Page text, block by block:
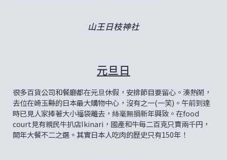
山王日枝神社
元旦日
很多百貨公司和餐廳都在元旦休假，安排節目要留心。湊熱鬧，
去位在崎玉縣的日本最大購物中心，沒有之一(一笑)。午前到達
時已見人家捧著大小福袋離去，絲毫無損新年興致。在food
court見有親民牛扒店Ikinari，國產和牛每二百克只賣兩千円，
開年大餐不二之選。其實日本人吃肉的歷史只有150年！